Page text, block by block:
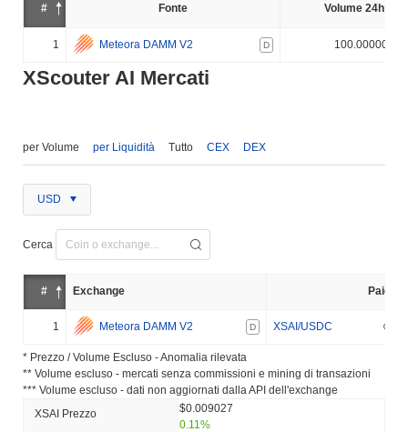
# Fonte Volume 24h (%)
1 Meteora DAMM V2 D 100.000000%
XScouter AI Mercati
per Volume per Liquidità Tutto CEX DEX
USD
Cerca
# Exchange Paio
1 Meteora DAMM V2 D XSAI/USDC
* Prezzo / Volume Escluso - Anomalia rilevata
** Volume escluso - mercati senza commissioni e mining di transazioni
*** Volume escluso - dati non aggiornati dalla API dell'exchange
XSAI Prezzo
$0.009027
0.11%